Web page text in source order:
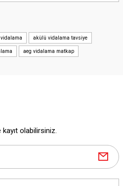
Yaz
akülü vidalama tavsiye
aeg vidalama matkap
olabilirsiniz.